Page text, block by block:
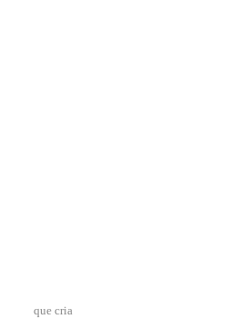
que cria